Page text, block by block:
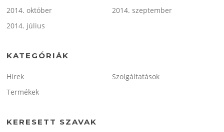
2014. október
2014. szeptember
2014. július
KATEGÓRIÁK
Hírek
Szolgáltatások
Termékek
KERESETT SZAVAK